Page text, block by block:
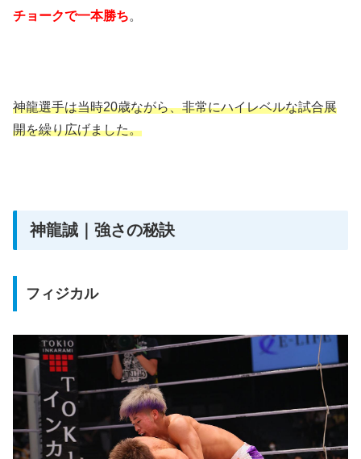
チョークで一本勝ち。
神龍選手は当時20歳ながら、非常にハイレベルな試合展
開を繰り広げました。
神龍誠｜強さの秘訣
フィジカル